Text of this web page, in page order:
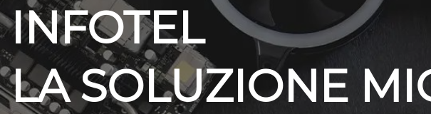
INFOTEL
LA SOLUZIONE